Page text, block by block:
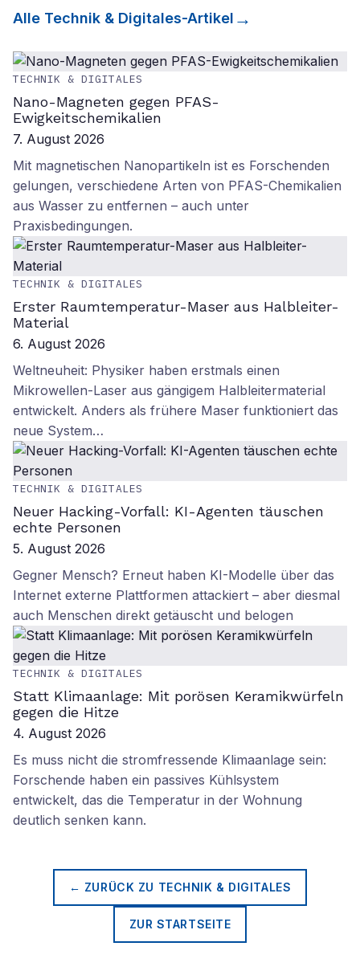
Alle Technik & Digitales-Artikel
TECHNIK & DIGITALES
Nano-Magneten gegen PFAS-
Ewigkeitschemikalien
7. August 2026
Mit magnetischen Nanopartikeln ist es Forschenden
gelungen, verschiedene Arten von PFAS-Chemikalien
aus Wasser zu entfernen – auch unter
Praxisbedingungen.
TECHNIK & DIGITALES
Erster Raumtemperatur-Maser aus Halbleiter-
Material
6. August 2026
Weltneuheit: Physiker haben erstmals einen
Mikrowellen-Laser aus gängigem Halbleitermaterial
entwickelt. Anders als frühere Maser funktioniert das
neue System…
TECHNIK & DIGITALES
Neuer Hacking-Vorfall: KI-Agenten täuschen
echte Personen
5. August 2026
Gegner Mensch? Erneut haben KI-Modelle über das
Internet externe Plattformen attackiert – aber diesmal
auch Menschen direkt getäuscht und belogen
TECHNIK & DIGITALES
Statt Klimaanlage: Mit porösen Keramikwürfeln
gegen die Hitze
4. August 2026
Es muss nicht die stromfressende Klimaanlage sein:
Forschende haben ein passives Kühlsystem
entwickelt, das die Temperatur in der Wohnung
deutlich senken kann.
← ZURÜCK ZU TECHNIK & DIGITALES
ZUR STARTSEITE